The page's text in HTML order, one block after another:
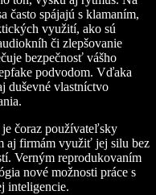
často spájajú s klamaním,
využití, ako sú
či zlepšovanie
bezpečnosť vášho
podvodom. Vďaka
duševné vlastníctvo
čoraz používateľsky
aj firmám využiť jej silu bez
Verným reprodukovaním
nové možnosti práce s
inteligencie.